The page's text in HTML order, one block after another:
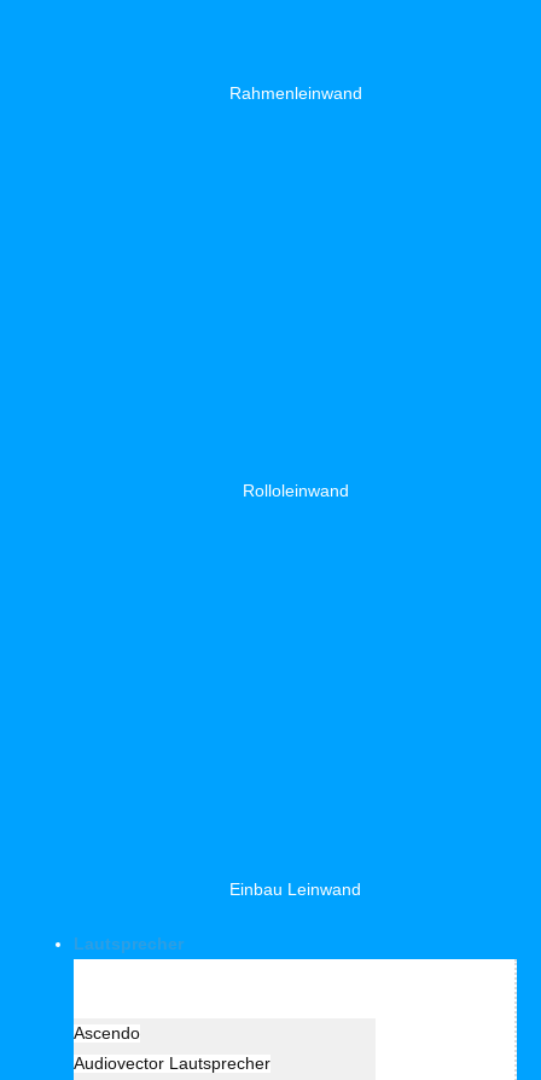
Rahmenleinwand
Rolloleinwand
Einbau Leinwand
Lautsprecher
Ascendo
Audiovector Lautsprecher